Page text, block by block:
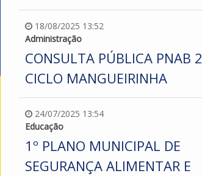
18/08/2025 13:52
Administração
CONSULTA PÚBLICA PNAB 2
CICLO MANGUEIRINHA
24/07/2025 13:54
Educação
1º PLANO MUNICIPAL DE
SEGURANÇA ALIMENTAR E